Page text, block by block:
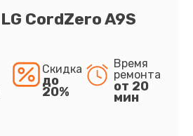
CordZero A9S
Скидка
до
20%
Время
ремонта
от 20
мин